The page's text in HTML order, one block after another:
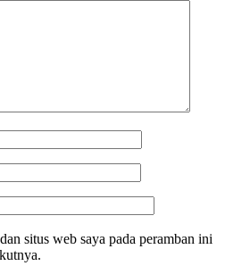
situs web saya pada peramban ini